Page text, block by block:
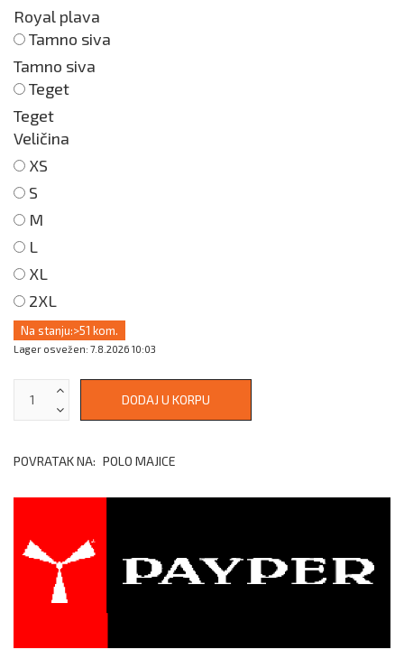
Royal plava
Tamno siva
Tamno siva
Teget
Teget
Veličina
XS
S
M
L
XL
2XL
Na stanju:>51 kom.
Lager osvežen: 7.8.2026 10:03
POVRATAK NA: POLO MAJICE